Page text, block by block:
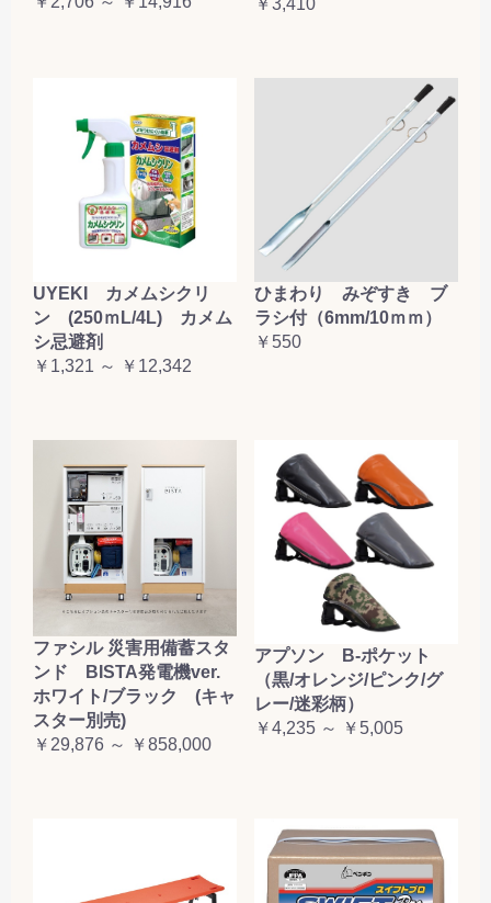
￥3,410
UYEKI カメムシクリ
ン (250ｍL/4L) カメム
シ忌避剤
￥1,321 ～ ￥12,342
ひまわり みぞすき ブ
ラシ付（6mm/10ｍｍ）
￥550
ファシル 災害用備蓄スタ
ンド BISTA発電機ver.
ホワイト/ブラック (キャ
スター別売)
￥29,876 ～ ￥858,000
アプソン B-ポケット
（黒/オレンジ/ピンク/グ
レー/迷彩柄）
￥4,235 ～ ￥5,005